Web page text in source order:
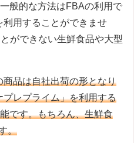
般的な方法はFBAの利用で
用することができませ
ができない生鮮食品や大型
品は自社出荷の形となり
レプライム」を利用する
です。もちろん、生鮮食
。